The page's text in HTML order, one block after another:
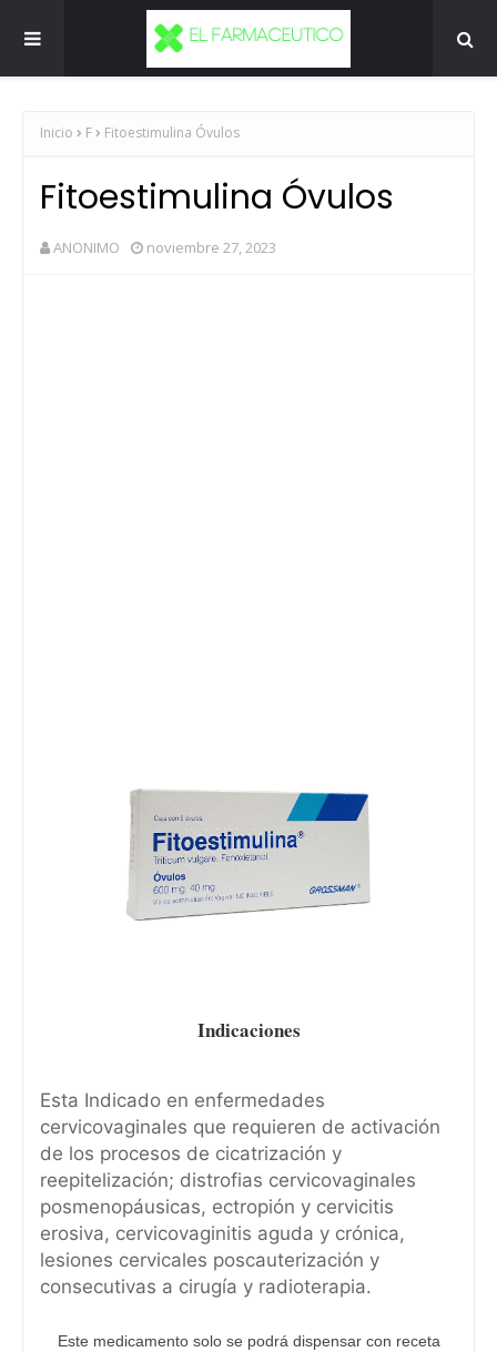
Inicio F Fitoestimulina Óvulos
Fitoestimulina Óvulos
ANONIMO noviembre 27, 2023
Indicaciones
Esta Indicado en enfermedades
cervicovaginales que requieren de activación
de los procesos de cicatrización y
reepitelización; distrofias cervicovaginales
posmenopáusicas, ectropión y cervicitis
erosiva, cervicovaginitis aguda y crónica,
lesiones cervicales poscauterización y
consecutivas a cirugía y radioterapia.
Este medicamento solo se podrá dispensar con receta